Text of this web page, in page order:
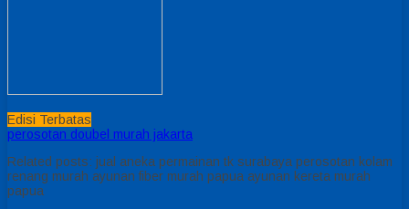
Edisi Terbatas
perosotan doubel murah jakarta
Related posts: jual aneka permainan tk surabaya perosotan kolam
renang murah ayunan fiber murah papua ayunan kereta murah
papua